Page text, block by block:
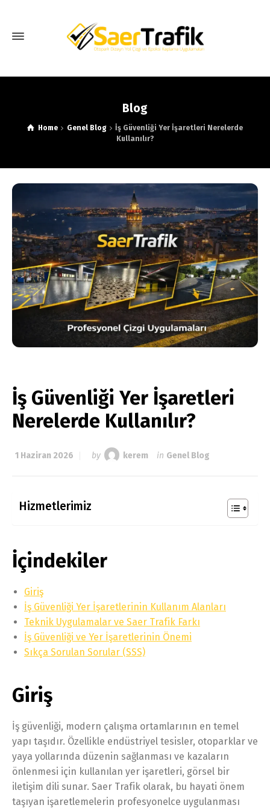
Blog
Home Genel Blog
İş Güvenliği Yer İşaretleri Nerelerde
Kullanılır?
İş Güvenliği Yer İşaretleri
Nerelerde Kullanılır?
1 Haziran 2026 by kerem in Genel Blog
Hizmetlerimiz
İçindekiler
Giriş
İş Güvenliği Yer İşaretlerinin Kullanım Alanları
Teknik Uygulamalar ve Saer Trafik Farkı
İş Güvenliği ve Yer İşaretlerinin Önemi
Sıkça Sorulan Sorular (SSS)
Giriş
İş güvenliği, modern çalışma ortamlarının en temel
yapı taşıdır. Özellikle endüstriyel tesisler, otoparklar ve
yaya yollarında düzenin sağlanması ve kazaların
önlenmesi için kullanılan yer işaretleri, görsel bir
iletişim dili sunar. Saer Trafik olarak, bu hayati önem
taşıyan işaretlemelerin profesyonelce uygulanması